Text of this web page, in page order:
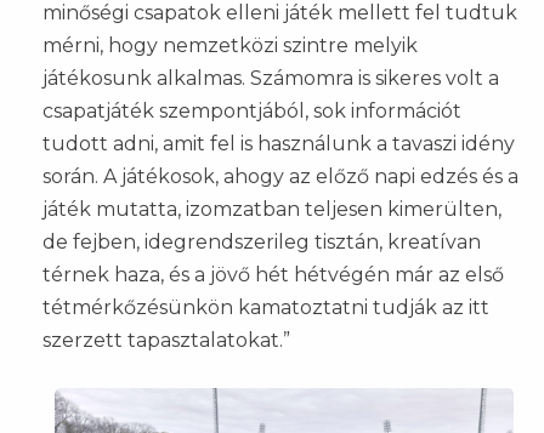
minőségi csapatok elleni játék mellett fel tudtuk
mérni, hogy nemzetközi szintre melyik
játékosunk alkalmas. Számomra is sikeres volt a
csapatjáték szempontjából, sok információt
tudott adni, amit fel is használunk a tavaszi idény
során. A játékosok, ahogy az előző napi edzés és a
játék mutatta, izomzatban teljesen kimerülten,
de fejben, idegrendszerileg tisztán, kreatívan
térnek haza, és a jövő hét hétvégén már az első
tétmérkőzésünkön kamatoztatni tudják az itt
szerzett tapasztalatokat.”